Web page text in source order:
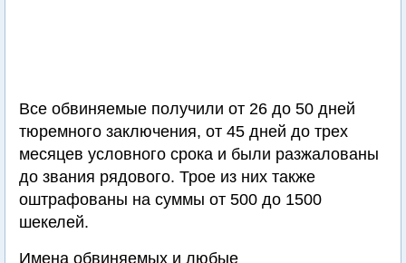
Все обвиняемые получили от 26 до 50 дней
тюремного заключения, от 45 дней до трех
месяцев условного срока и были разжалованы
до звания рядового. Трое из них также
оштрафованы на суммы от 500 до 1500
шекелей.
Имена обвиняемых и любые